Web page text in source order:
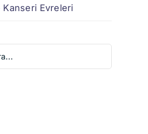
Kanseri Evreleri